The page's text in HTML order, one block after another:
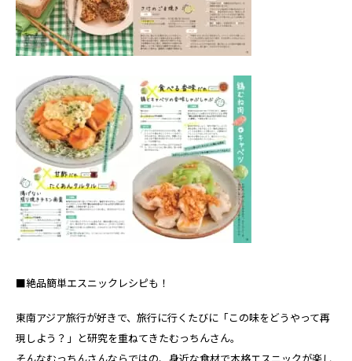
■絶品簡単エスニックレシピも！
東南アジア旅行が好きで、旅行に行くたびに「この味をどうやって再
現しよう？」と研究を重ねてきたむっちんさん。